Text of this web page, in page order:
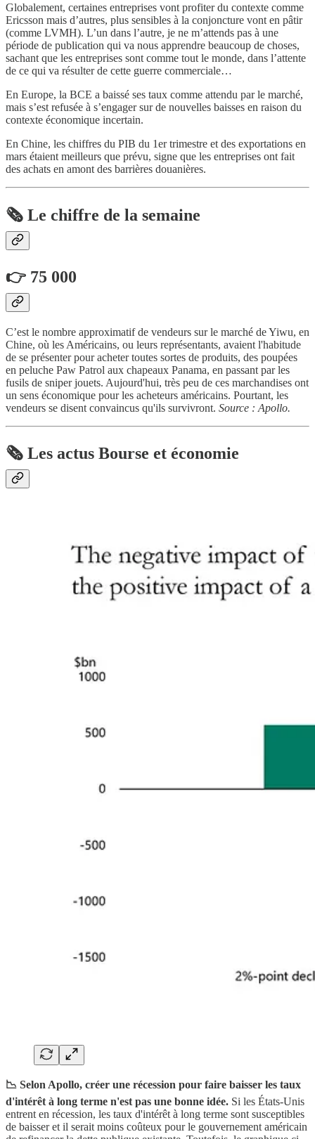
Globalement, certaines entreprises vont profiter du contexte comme
Ericsson mais d’autres, plus sensibles à la conjoncture vont en pâtir
(comme LVMH). L’un dans l’autre, je ne m’attends pas à une
période de publication qui va nous apprendre beaucoup de choses,
sachant que les entreprises sont comme tout le monde, dans l’attente
de ce qui va résulter de cette guerre commerciale…
En Europe, la BCE a baissé ses taux comme attendu par le marché,
mais s’est refusée à s’engager sur de nouvelles baisses en raison du
contexte économique incertain.
En Chine, les chiffres du PIB du 1er trimestre et des exportations en
mars étaient meilleurs que prévu, signe que les entreprises ont fait
des achats en amont des barrières douanières.
🗞️ Le chiffre de la semaine
👉 75 000
C’est le nombre approximatif de vendeurs sur le marché de Yiwu, en
Chine, où les Américains, ou leurs représentants, avaient l'habitude
de se présenter pour acheter toutes sortes de produits, des poupées
en peluche Paw Patrol aux chapeaux Panama, en passant par les
fusils de sniper jouets. Aujourd'hui, très peu de ces marchandises ont
un sens économique pour les acheteurs américains. Pourtant, les
vendeurs se disent convaincus qu'ils survivront. Source : Apollo.
🗞️ Les actus Bourse et économie
📉 Selon Apollo, créer une récession pour faire baisser les taux
d'intérêt à long terme n'est pas une bonne idée. Si les États-Unis
entrent en récession, les taux d'intérêt à long terme sont susceptibles
de baisser et il serait moins coûteux pour le gouvernement américain